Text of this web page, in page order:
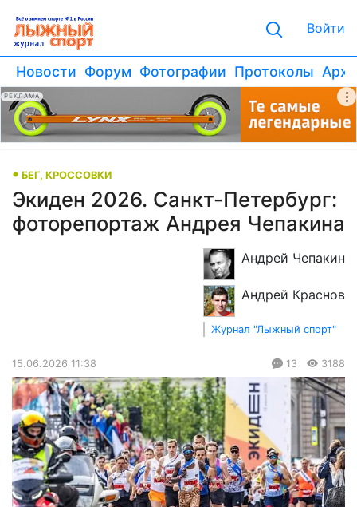
Войти
Новости Форум Фотографии Протоколы
РЕКЛАМА
БЕГ, КРОССОВКИ
Экиден 2026. Санкт-Петербург:
фоторепортаж Андрея Чепакина
Андрей Чепакин
Андрей Краснов
Журнал "Лыжный спорт"
15.06.2026 11:38 13 3188